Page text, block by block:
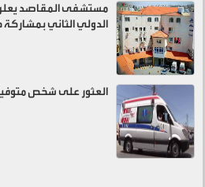
مستشفى المقاصد
الدولي الثاني بمشاركة
العثور على شخص